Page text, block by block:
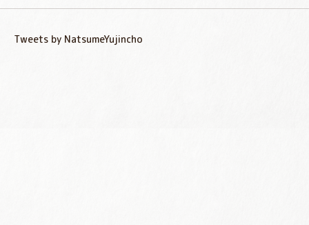
Tweets by NatsumeYujincho